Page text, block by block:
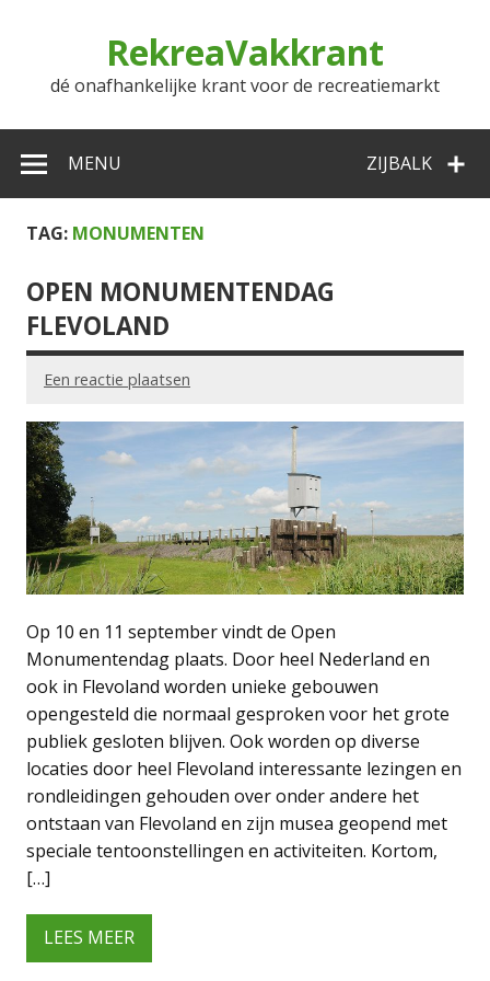
RekreaVakkrant
dé onafhankelijke krant voor de recreatiemarkt
ZIJBALK
MENU
TAG: MONUMENTEN
OPEN MONUMENTENDAG
FLEVOLAND
Een reactie plaatsen
Op 10 en 11 september vindt de Open
Monumentendag plaats. Door heel Nederland en
ook in Flevoland worden unieke gebouwen
opengesteld die normaal gesproken voor het grote
publiek gesloten blijven. Ook worden op diverse
locaties door heel Flevoland interessante lezingen en
rondleidingen gehouden over onder andere het
ontstaan van Flevoland en zijn musea geopend met
speciale tentoonstellingen en activiteiten. Kortom,
[…]
LEES MEER